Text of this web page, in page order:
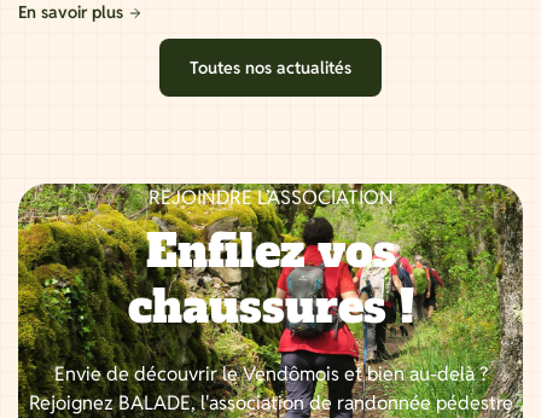
En savoir plus
Toutes nos actualités
REJOINDRE L’ASSOCIATION
Enfilez vos
chaussures !
Envie de découvrir le Vendômois et bien au-delà ?
Rejoignez BALADE, l'association de randonnée pédestre